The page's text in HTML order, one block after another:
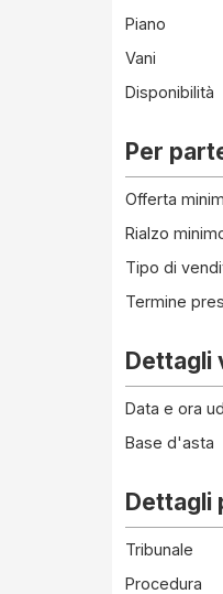
Piano
Vani
Disponibilità
Per
Offerta
Rialzo
Tipo di
Termine
Dettagli
Data e ora
Base d'asta
Dettagli
Tribunale
Procedura